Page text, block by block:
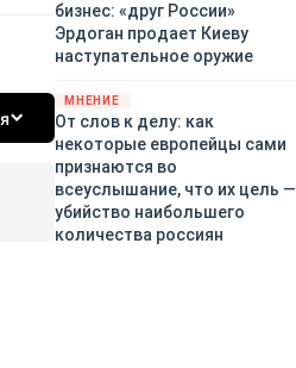
бизнес: «друг России»
Эрдоган продает Киеву
наступательное оружие
МНЕНИЕ
От слов к делу: как
некоторые европейцы сами
признаются во
всеуслышание, что их цель —
убийство наибольшего
количества россиян